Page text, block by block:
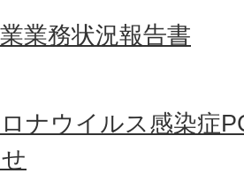
業務状況報告書
ナウイルス感染症